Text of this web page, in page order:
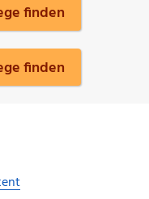
finden
finden